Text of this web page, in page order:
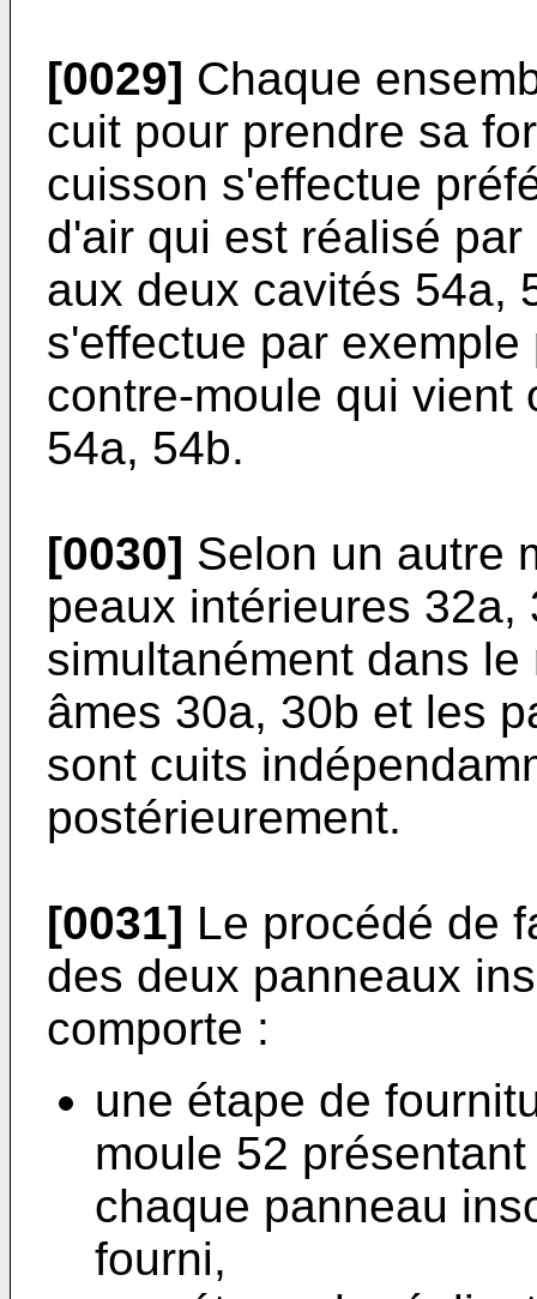
[0029] Chaque
cuit pour prendre sa
cuisson s'effectue
d'air qui est réalisé
aux deux cavités 54a,
s'effectue par
contre-moule qui vient
54a, 54b.
[0030] Selon un autre
peaux intérieures 32a,
simultanément dans
âmes 30a, 30b et les
sont cuits
postérieurement.
[0031] Le procédé de
des deux panneaux
comporte :
une étape de
moule 52
chaque panneau
fourni,